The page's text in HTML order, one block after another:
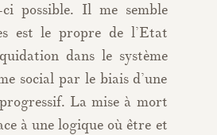
possible. Il me semble
est le propre de l’Etat
dans le système
social par le biais d’une
La mise à mort
à une logique où être et